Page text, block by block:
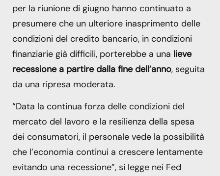
per la riunione di giugno hanno continuato a
presumere che un ulteriore inasprimento delle
condizioni del credito bancario, in condizioni
finanziarie già difficili, porterebbe a una lieve
recessione a partire dalla fine dell’anno, seguita
da una ripresa moderata.
“Data la continua forza delle condizioni del
mercato del lavoro e la resilienza della spesa
dei consumatori, il personale vede la possibilità
che l’economia continui a crescere lentamente
evitando una recessione”, si legge nei Fed